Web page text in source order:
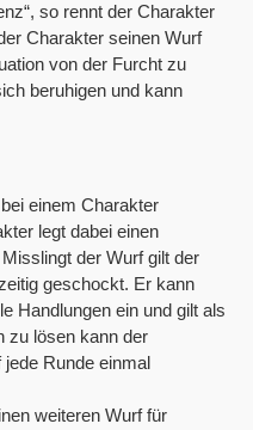
so rennt der Charakter
Charakter seinen Wurf
von der Furcht zu
beruhigen und kann
einem Charakter
legt dabei einen
der Wurf gilt der
geschockt. Er kann
Handlungen ein und gilt als
zu lösen kann der
Runde einmal
weiteren Wurf für